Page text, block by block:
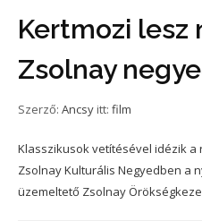
Kertmozi lesz
Zsolnay
Szerző: Ancsy itt: film
Klasszikusok vetítésével idézik a
Zsolnay Kulturális Negyedben a
üzemeltető Zsolnay